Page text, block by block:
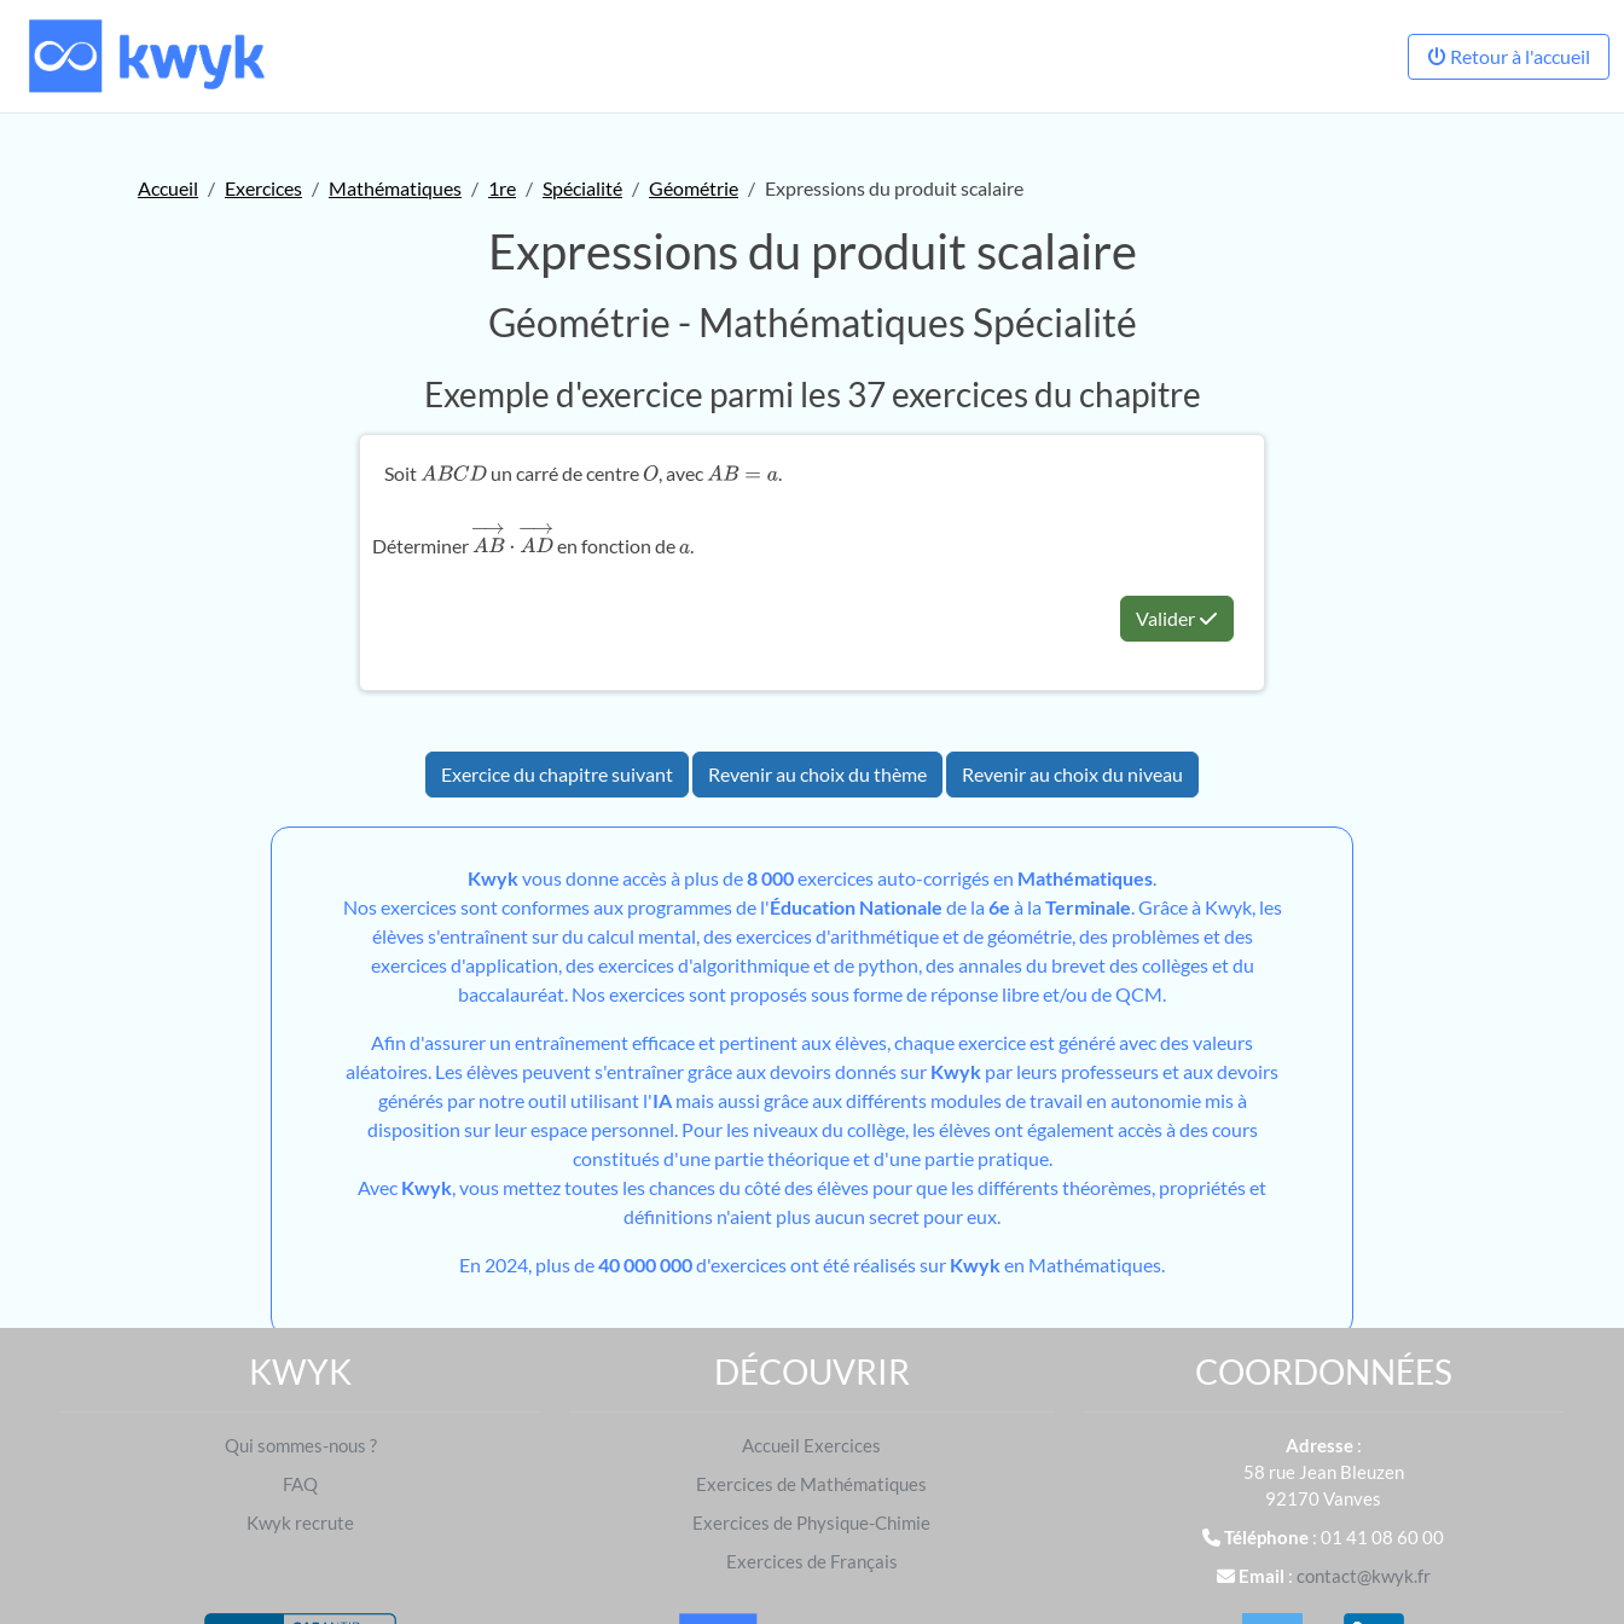
Retour à l'accueil
Accueil Exercices Mathématiques 1re Spécialité Géométrie Expressions du produit scalaire
Expressions du produit scalaire
Géométrie - Mathématiques Spécialité
Exemple d'exercice parmi les 37 exercices du chapitre
SoitABCD un carré de centreO, avecAB= a
DéterminerAB→ AD→en fonction dea
Valider
Exercice du chapitre suivant Revenir au choix du thème Revenir au choix du niveau
Kwykvous donne accès à plus de8 000exercices auto-corrigés en Mathématiques.
Nos exercices sont conformes aux programmes de l'Éducation Nationale de la 6e à la Terminale. Grâce à Kwyk, les
élèves s'entraînent sur du calcul mental, des exercices d'arithmétique et de géométrie, des problèmes et des
exercices d'application, des exercices d'algorithmique et de python, des annales du brevet des collèges et du
baccalauréat. Nos exercices sont proposés sous forme de réponse libre et/ou de QCM.
Afin d'assurer un entraînement efficace et pertinent aux élèves, chaque exercice est généré avec des valeurs
aléatoires. Les élèves peuvent s'entraîner grâce aux devoirs donnés sur Kwyk par leurs professeurs et aux devoirs
générés par notre outil utilisant l'IAmais aussi grâce aux différents modules de travail en autonomie mis à
disposition sur leur espace personnel. Pour les niveaux du collège, les élèves ont également accès à des cours
constitués d'une partie théorique et d'une partie pratique.
Avec Kwyk, vous mettez toutes les chances du côté des élèves pour que les différents théorèmes, propriétés et
définitions n'aient plus aucun secret pour eux.
En 2024, plus de40 000 000d'exercices ont été réalisés sur Kwyken Mathématiques.
Brevet des collèges|Baccalauréat
S'entraîner dans d'autres matières
KWYK
Qui sommes-nous ?
FAQ
Kwyk recrute
DÉCOUVRIR
Accueil Exercices
Exercices de Mathématiques
Exercices de Physique-Chimie
Exercices de Français
COORDONNÉES
Adresse :
58 rue Jean Bleuzen
92170 Vanves
Téléphone : 01 41 08 60 00
Email : contact@kwyk.fr